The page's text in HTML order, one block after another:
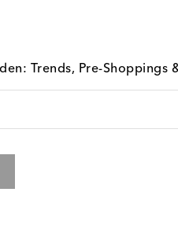
Trends, Pre-Shoppings